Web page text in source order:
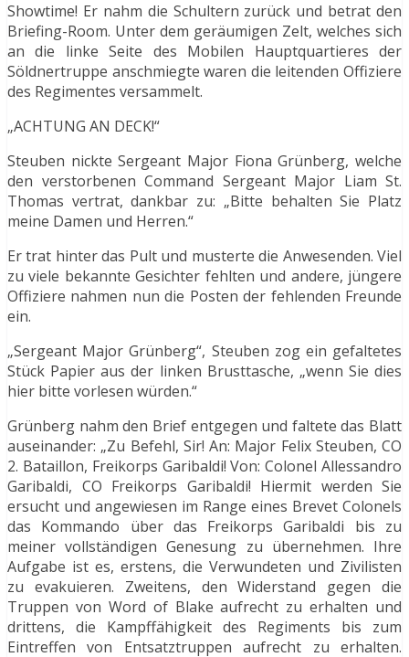
Showtime! Er nahm die Schultern zurück und betrat den
Briefing-Room. Unter dem geräumigen Zelt, welches sich
an die linke Seite des Mobilen Hauptquartieres der
Söldnertruppe anschmiegte waren die leitenden Offiziere
des Regimentes versammelt.
„ACHTUNG AN DECK!“
Steuben nickte Sergeant Major Fiona Grünberg, welche
den verstorbenen Command Sergeant Major Liam St.
Thomas vertrat, dankbar zu: „Bitte behalten Sie Platz
meine Damen und Herren.“
Er trat hinter das Pult und musterte die Anwesenden. Viel
zu viele bekannte Gesichter fehlten und andere, jüngere
Offiziere nahmen nun die Posten der fehlenden Freunde
ein.
„Sergeant Major Grünberg“, Steuben zog ein gefaltetes
Stück Papier aus der linken Brusttasche, „wenn Sie dies
hier bitte vorlesen würden.“
Grünberg nahm den Brief entgegen und faltete das Blatt
auseinander: „Zu Befehl, Sir! An: Major Felix Steuben, CO
2. Bataillon, Freikorps Garibaldi! Von: Colonel Allessandro
Garibaldi, CO Freikorps Garibaldi! Hiermit werden Sie
ersucht und angewiesen im Range eines Brevet Colonels
das Kommando über das Freikorps Garibaldi bis zu
meiner vollständigen Genesung zu übernehmen. Ihre
Aufgabe ist es, erstens, die Verwundeten und Zivilisten
zu evakuieren. Zweitens, den Widerstand gegen die
Truppen von Word of Blake aufrecht zu erhalten und
drittens, die Kampffähigkeit des Regiments bis zum
Eintreffen von Entsatztruppen aufrecht zu erhalten.